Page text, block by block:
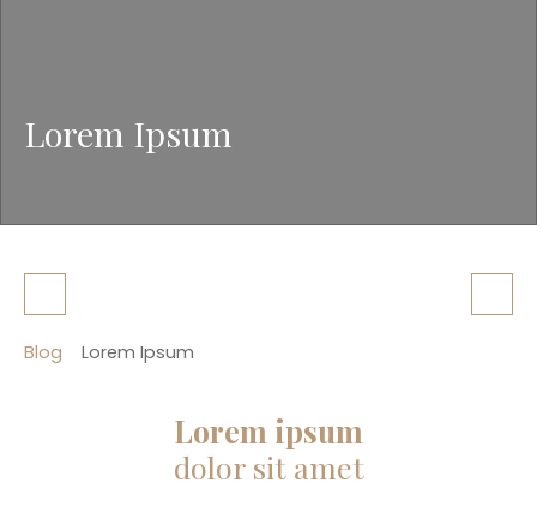
Lorem Ipsum
Blog Lorem Ipsum
Lorem ipsum
dolor sit amet